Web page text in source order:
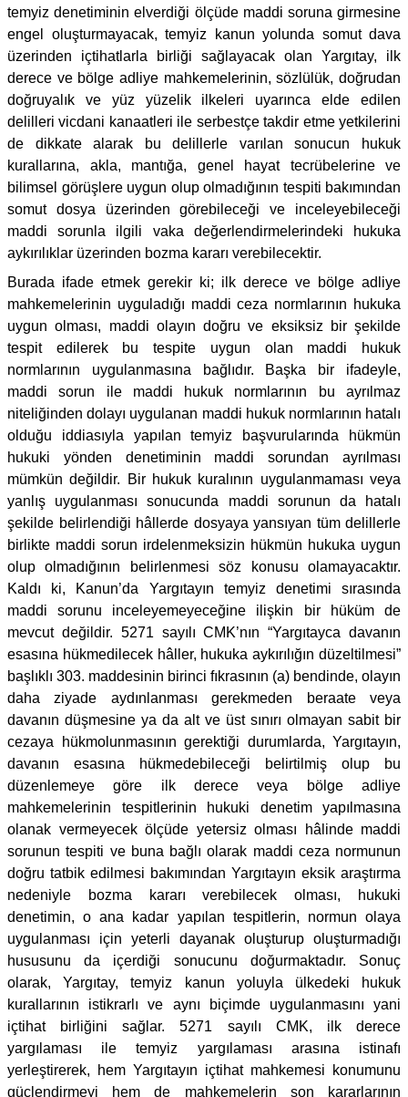
temyiz denetiminin elverdiği ölçüde maddi soruna girmesine
engel oluşturmayacak, temyiz kanun yolunda somut dava
üzerinden içtihatlarla birliği sağlayacak olan Yargıtay, ilk
derece ve bölge adliye mahkemelerinin, sözlülük, doğrudan
doğruyalık ve yüz yüzelik ilkeleri uyarınca elde edilen
delilleri vicdani kanaatleri ile serbestçe takdir etme yetkilerini
de dikkate alarak bu delillerle varılan sonucun hukuk
kurallarına, akla, mantığa, genel hayat tecrübelerine ve
bilimsel görüşlere uygun olup olmadığının tespiti bakımından
somut dosya üzerinden görebileceği ve inceleyebileceği
maddi sorunla ilgili vaka değerlendirmelerindeki hukuka
aykırılıklar üzerinden bozma kararı verebilecektir.
Burada ifade etmek gerekir ki; ilk derece ve bölge adliye
mahkemelerinin uyguladığı maddi ceza normlarının hukuka
uygun olması, maddi olayın doğru ve eksiksiz bir şekilde
tespit edilerek bu tespite uygun olan maddi hukuk
normlarının uygulanmasına bağlıdır. Başka bir ifadeyle,
maddi sorun ile maddi hukuk normlarının bu ayrılmaz
niteliğinden dolayı uygulanan maddi hukuk normlarının hatalı
olduğu iddiasıyla yapılan temyiz başvurularında hükmün
hukuki yönden denetiminin maddi sorundan ayrılması
mümkün değildir. Bir hukuk kuralının uygulanmaması veya
yanlış uygulanması sonucunda maddi sorunun da hatalı
şekilde belirlendiği hâllerde dosyaya yansıyan tüm delillerle
birlikte maddi sorun irdelenmeksizin hükmün hukuka uygun
olup olmadığının belirlenmesi söz konusu olamayacaktır.
Kaldı ki, Kanun’da Yargıtayın temyiz denetimi sırasında
maddi sorunu inceleyemeyeceğine ilişkin bir hüküm de
mevcut değildir. 5271 sayılı CMK’nın “Yargıtayca davanın
esasına hükmedilecek hâller, hukuka aykırılığın düzeltilmesi”
başlıklı 303. maddesinin birinci fıkrasının (a) bendinde, olayın
daha ziyade aydınlanması gerekmeden beraate veya
davanın düşmesine ya da alt ve üst sınırı olmayan sabit bir
cezaya hükmolunmasının gerektiği durumlarda, Yargıtayın,
davanın esasına hükmedebileceği belirtilmiş olup bu
düzenlemeye göre ilk derece veya bölge adliye
mahkemelerinin tespitlerinin hukuki denetim yapılmasına
olanak vermeyecek ölçüde yetersiz olması hâlinde maddi
sorunun tespiti ve buna bağlı olarak maddi ceza normunun
doğru tatbik edilmesi bakımından Yargıtayın eksik araştırma
nedeniyle bozma kararı verebilecek olması, hukuki
denetimin, o ana kadar yapılan tespitlerin, normun olaya
uygulanması için yeterli dayanak oluşturup oluşturmadığı
hususunu da içerdiği sonucunu doğurmaktadır. Sonuç
olarak, Yargıtay, temyiz kanun yoluyla ülkedeki hukuk
kurallarının istikrarlı ve aynı biçimde uygulanmasını yani
içtihat birliğini sağlar. 5271 sayılı CMK, ilk derece
yargılaması ile temyiz yargılaması arasına istinafı
yerleştirerek, hem Yargıtayın içtihat mahkemesi konumunu
güçlendirmeyi hem de mahkemelerin son kararlarının